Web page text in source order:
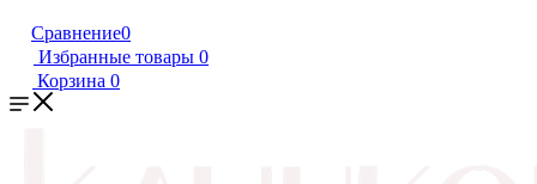
Сравнение0
Избранные товары 0
Корзина 0